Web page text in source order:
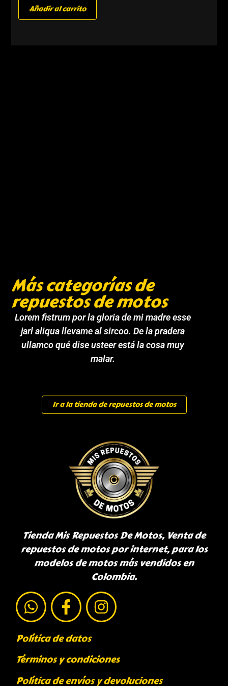
Añadir al carrito
Más categorías de
repuestos de motos
Lorem fistrum por la gloria de mi madre esse
jarl aliqua llevame al sircoo. De la pradera
ullamco qué dise usteer está la cosa muy
malar.
Ir a la tienda de repuestos de motos
Tienda Mis Repuestos De Motos, Venta de
repuestos de motos por internet, para los
modelos de motos más vendidos en
Colombia.
Política de datos
Términos y condiciones
Política de envíos y devoluciones